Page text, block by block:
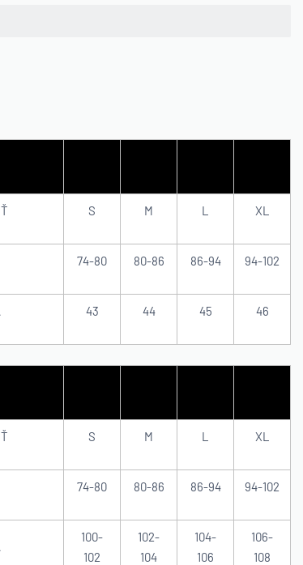
S M L XL
74-80 80-86 86-94 94-102
43 44 45 46
S M L XL
74-80 80-86 86-94 94-102
100-
102
102-
104
104-
106
106-
108